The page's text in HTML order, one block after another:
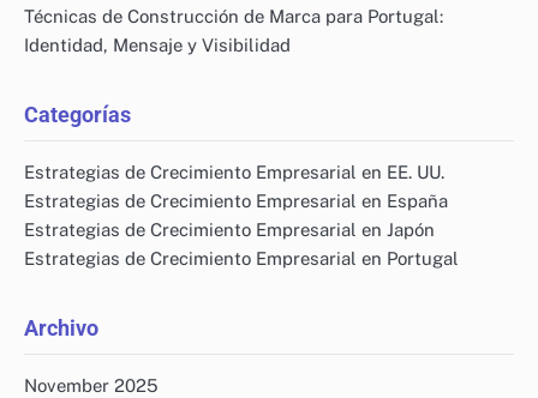
Técnicas de Construcción de Marca para Portugal:
Identidad, Mensaje y Visibilidad
Categorías
Estrategias de Crecimiento Empresarial en EE. UU.
Estrategias de Crecimiento Empresarial en España
Estrategias de Crecimiento Empresarial en Japón
Estrategias de Crecimiento Empresarial en Portugal
Archivo
November 2025